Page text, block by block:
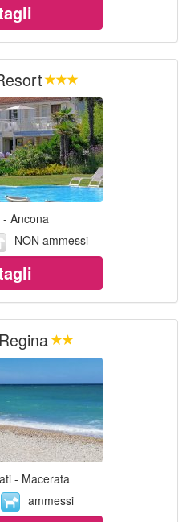
Ancona
NON ammessi
- Macerata
ammessi